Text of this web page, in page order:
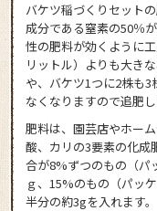
バケツ稲づくりセット
成分である窒素の50％
性の肥料が効くように
リットル）よりも大き
や、バケツ1つに2株も3
なくなりますので追肥し
肥料は、園芸店やホー
酸、カリの3要素の化成
合が8%ずつのもの（パ
ｇ、15%のもの（パッ
半分の約3gを入れます。